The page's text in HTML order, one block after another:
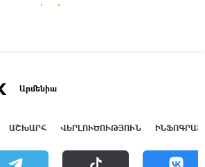
Արմենիա
ԱՇԽԱՐՀ ՎԵՐԼՈՒԾՈՒԹՅՈՒՆ